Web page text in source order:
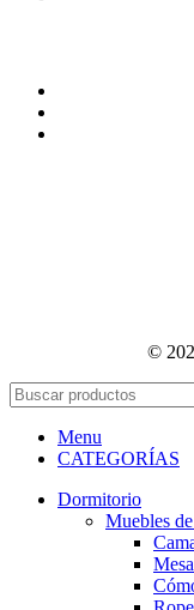
©
Menu
CATEGORÍAS
Dormitorio
Muebles